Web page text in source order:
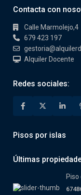
Contacta con
Calle Marmolejo,4
679 423 197
Alquiler Docente
Redes sociales:
Pisos por islas
Últimas
Piso